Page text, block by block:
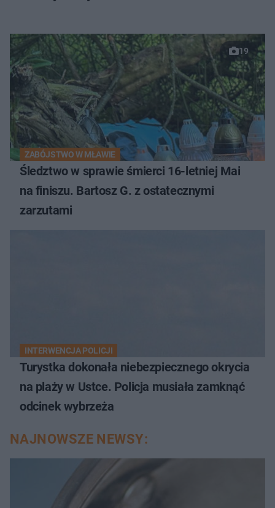
19
ZABÓJSTWO W MŁAWIE
Śledztwo w sprawie śmierci 16-letniej Mai
na finiszu. Bartosz G. z ostatecznymi
zarzutami
INTERWENCJA POLICJI
Turystka dokonała niebezpiecznego okrycia
na plaży w Ustce. Policja musiała zamknąć
odcinek wybrzeża
NAJNOWSZE NEWSY: